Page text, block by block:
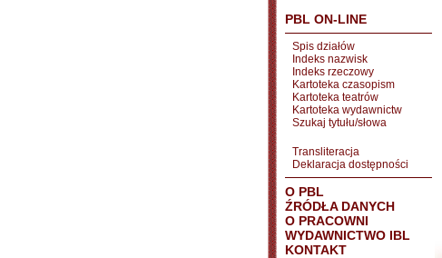
PBL ON-LINE
Spis działów
Indeks nazwisk
Indeks rzeczowy
Kartoteka czasopism
Kartoteka teatrów
Kartoteka wydawnictw
Szukaj tytułu/słowa
Transliteracja
Deklaracja dostępności
O PBL
ŹRÓDŁA DANYCH
O PRACOWNI
WYDAWNICTWO IBL
KONTAKT